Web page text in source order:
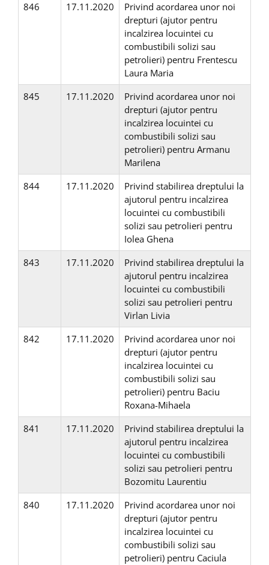
846
17.11.2020
Privind acordarea unor noi
drepturi (ajutor pentru
incalzirea locuintei cu
combustibili solizi sau
petrolieri) pentru Frentescu
Laura Maria
845
17.11.2020
Privind acordarea unor noi
drepturi (ajutor pentru
incalzirea locuintei cu
combustibili solizi sau
petrolieri) pentru Armanu
Marilena
844
17.11.2020
Privind stabilirea dreptului la
ajutorul pentru incalzirea
locuintei cu combustibili
solizi sau petrolieri pentru
Iolea Ghena
843
17.11.2020
Privind stabilirea dreptului la
ajutorul pentru incalzirea
locuintei cu combustibili
solizi sau petrolieri pentru
Virlan Livia
842
17.11.2020
Privind acordarea unor noi
drepturi (ajutor pentru
incalzirea locuintei cu
combustibili solizi sau
petrolieri) pentru Baciu
Roxana-Mihaela
841
17.11.2020
Privind stabilirea dreptului la
ajutorul pentru incalzirea
locuintei cu combustibili
solizi sau petrolieri pentru
Bozomitu Laurentiu
840
17.11.2020
Privind acordarea unor noi
drepturi (ajutor pentru
incalzirea locuintei cu
combustibili solizi sau
petrolieri) pentru Caciula